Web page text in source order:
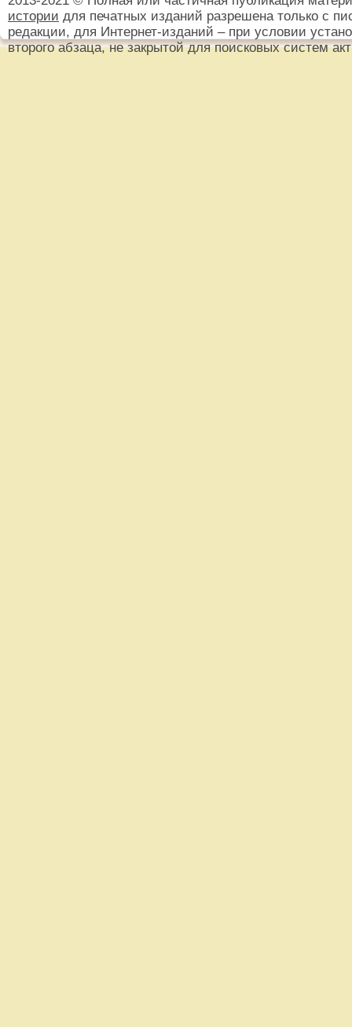
истории для печатных изданий разрешена только с
редакции, для Интернет-изданий – при условии
второго абзаца, не закрытой для поисковых систем